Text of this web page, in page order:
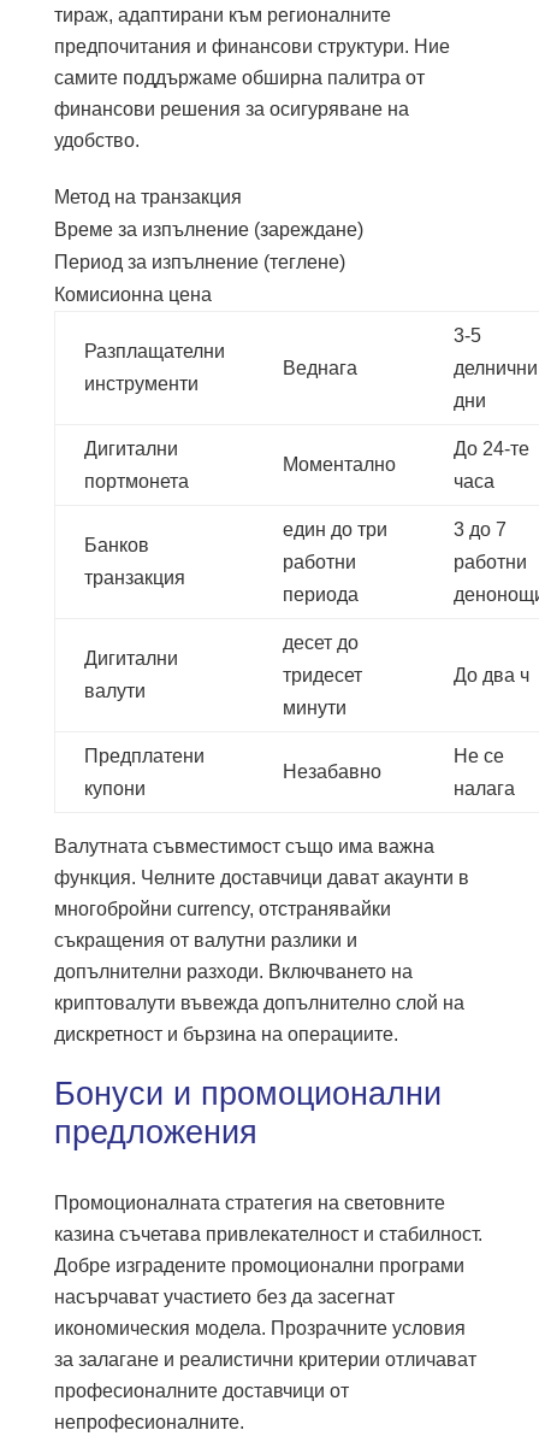
тираж, адаптирани към регионалните
предпочитания и финансови структури. Ние
самите поддържаме обширна палитра от
финансови решения за осигуряване на
удобство.
Метод на транзакция
Време за изпълнение (зареждане)
Период за изпълнение (теглене)
Комисионна цена
Разплащателни
инструменти
Веднага
3-5
делнични
дни
Дигитални
портмонета
Моментално
До 24-те
часа
Банков
транзакция
един до три
работни
периода
3 до 7
работни
Дигитални
валути
десет до
тридесет
минути
До два ч
Предплатени
купони
Незабавно
Не се
налага
Валутната съвместимост също има важна
функция. Челните доставчици дават акаунти в
многобройни currency, отстранявайки
съкращения от валутни разлики и
допълнителни разходи. Включването на
криптовалути въвежда допълнително слой на
дискретност и бързина на операциите.
Бонуси и промоционални
предложения
Промоционалната стратегия на световните
казина съчетава привлекателност и стабилност.
Добре изградените промоционални програми
насърчават участието без да засегнат
икономическия модела. Прозрачните условия
за залагане и реалистични критерии отличават
професионалните доставчици от
непрофесионалните.